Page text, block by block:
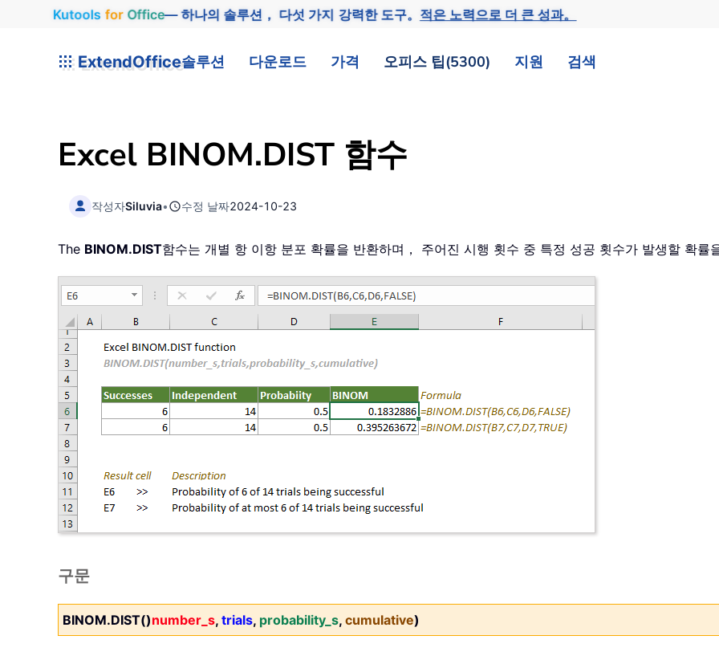
Kutools for Office— 하나의 솔루션， 다섯 가지 강력한 도구。 적은 노력으로 더 큰 성과。
ExtendOffice솔루션 다운로드 가격 오피스 팁(5300) 지원 검색
Excel BINOM.DIST 함수
작성자Siluvia• 수정 날짜2024-10-23
The BINOM.DIST함수는 개별 항 이항 분포 확률을 반환하며， 주어진 시행 횟수 중 특정 성공 횟수가 발생할 확률
구문
BINOM.DIST()number_s, trials, probability_s, cumulative)